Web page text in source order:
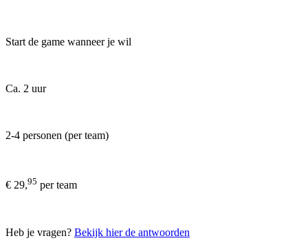
Start de game wanneer je wil
Ca. 2 uur
2-4 personen (per team)
€ 29,95 per team
Heb je vragen? Bekijk hier de antwoorden